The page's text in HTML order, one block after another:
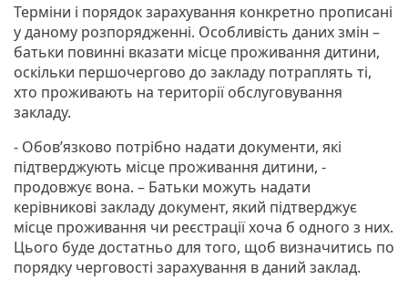
Терміни і порядок зарахування конкретно прописані
у даному розпорядженні. Особливість даних змін –
батьки повинні вказати місце проживання дитини,
оскільки першочергово до закладу потраплять ті,
хто проживають на території обслуговування
закладу.
- Обов’язково потрібно надати документи, які
підтверджують місце проживання дитини, -
продовжує вона. – Батьки можуть надати
керівникові закладу документ, який підтверджує
місце проживання чи реєстрації хоча б одного з них.
Цього буде достатньо для того, щоб визначитись по
порядку черговості зарахування в даний заклад.